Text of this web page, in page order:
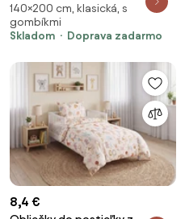
TREES POLY zelené Rozmer
obliečky: 70 x 90 cm | 140 x 200
cm
140×200 cm, klasická, s
gombíkmi
Skladom
Doprava zadarmo
8,4 €